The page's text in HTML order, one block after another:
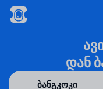
დან